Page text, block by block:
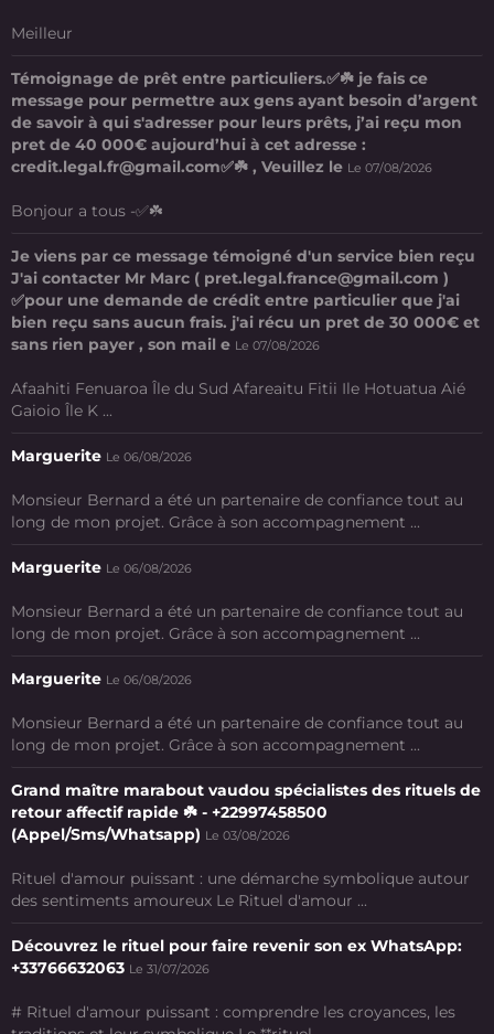
Meilleur
Témoignage de prêt entre particuliers.✅☘️ je fais ce
message pour permettre aux gens ayant besoin d’argent
de savoir à qui s'adresser pour leurs prêts, j’ai reçu mon
pret de 40 000€ aujourd’hui à cet adresse :
credit.legal.fr@gmail.com✅☘️ , Veuillez le Le 07/08/2026
Bonjour a tous -✅☘️
Je viens par ce message témoigné d'un service bien reçu
J'ai contacter Mr Marc ( pret.legal.france@gmail.com )
✅pour une demande de crédit entre particulier que j'ai
bien reçu sans aucun frais. j'ai récu un pret de 30 000€ et
sans rien payer , son mail e Le 07/08/2026
Afaahiti Fenuaroa Île du Sud Afareaitu Fitii Ile Hotuatua Aié
Gaioio Île K ...
Marguerite Le 06/08/2026
Monsieur Bernard a été un partenaire de confiance tout au
long de mon projet. Grâce à son accompagnement ...
Marguerite Le 06/08/2026
Monsieur Bernard a été un partenaire de confiance tout au
long de mon projet. Grâce à son accompagnement ...
Marguerite Le 06/08/2026
Monsieur Bernard a été un partenaire de confiance tout au
long de mon projet. Grâce à son accompagnement ...
Grand maître marabout vaudou spécialistes des rituels de
retour affectif rapide ☘️ - +22997458500
(Appel/Sms/Whatsapp) Le 03/08/2026
Rituel d'amour puissant : une démarche symbolique autour
des sentiments amoureux Le Rituel d'amour ...
Découvrez le rituel pour faire revenir son ex WhatsApp:
+33766632063 Le 31/07/2026
# Rituel d'amour puissant : comprendre les croyances, les